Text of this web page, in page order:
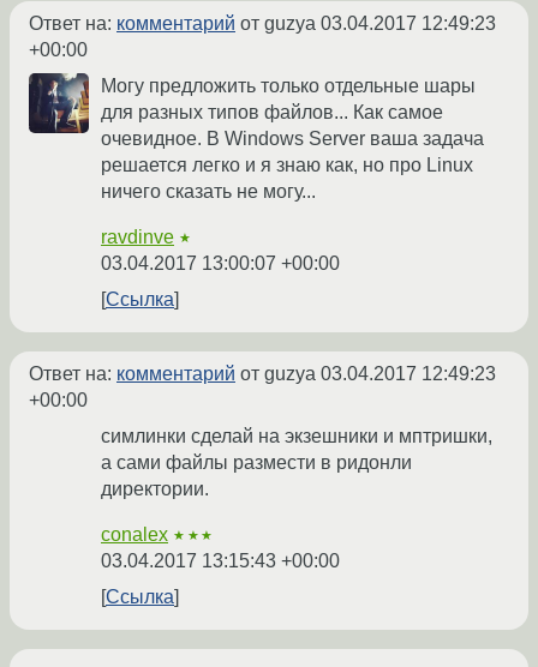
Ответ на: комментарий от guzya 03.04.2017 12:49:23
+00:00
Могу предложить только отдельные шары
для разных типов файлов... Как самое
очевидное. В Windows Server ваша задача
решается легко и я знаю как, но про Linux
ничего сказать не могу...
ravdinve ★
03.04.2017 13:00:07 +00:00
Ссылка
Ответ на: комментарий от guzya 03.04.2017 12:49:23
+00:00
симлинки сделай на экзешники и мптришки,
а сами файлы размести в ридонли
директории.
conalex ★★★
03.04.2017 13:15:43 +00:00
Ссылка